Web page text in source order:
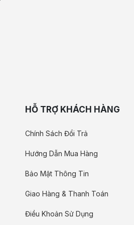
HỖ TRỢ KHÁCH HÀNG
Chính Sách Đổi Trả
Hướng Dẫn Mua Hàng
Bảo Mật Thông Tin
Giao Hàng & Thanh Toán
Điều Khoản Sử Dụng